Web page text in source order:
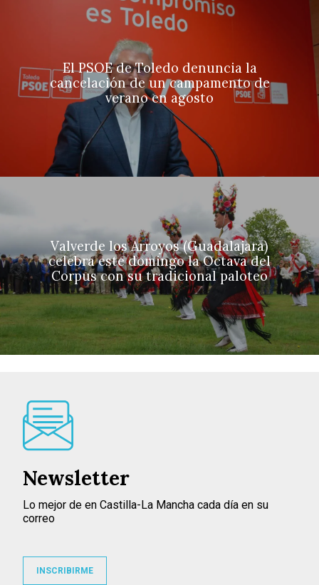
El PSOE de Toledo denuncia la
cancelación de un campamento de
verano en agosto
Valverde los Arroyos (Guadalajara)
celebra este domingo la Octava del
Corpus con su tradicional paloteo
Newsletter
Lo mejor de en Castilla-La Mancha cada día en su
correo
INSCRIBIRME